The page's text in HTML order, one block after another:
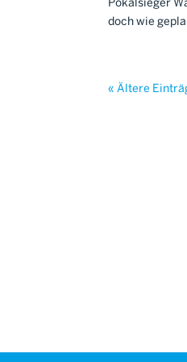
Pokalsieger
doch wie
« Ältere